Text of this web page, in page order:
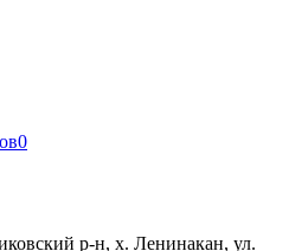
0
р-н, х. Ленинакан, ул.